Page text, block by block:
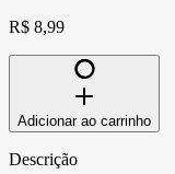
R$ 8,99
Adicionar ao carrinho
Descrição